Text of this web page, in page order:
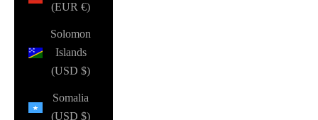
(EUR €)
Solomon
Islands
(USD $)
Somalia
(USD $)